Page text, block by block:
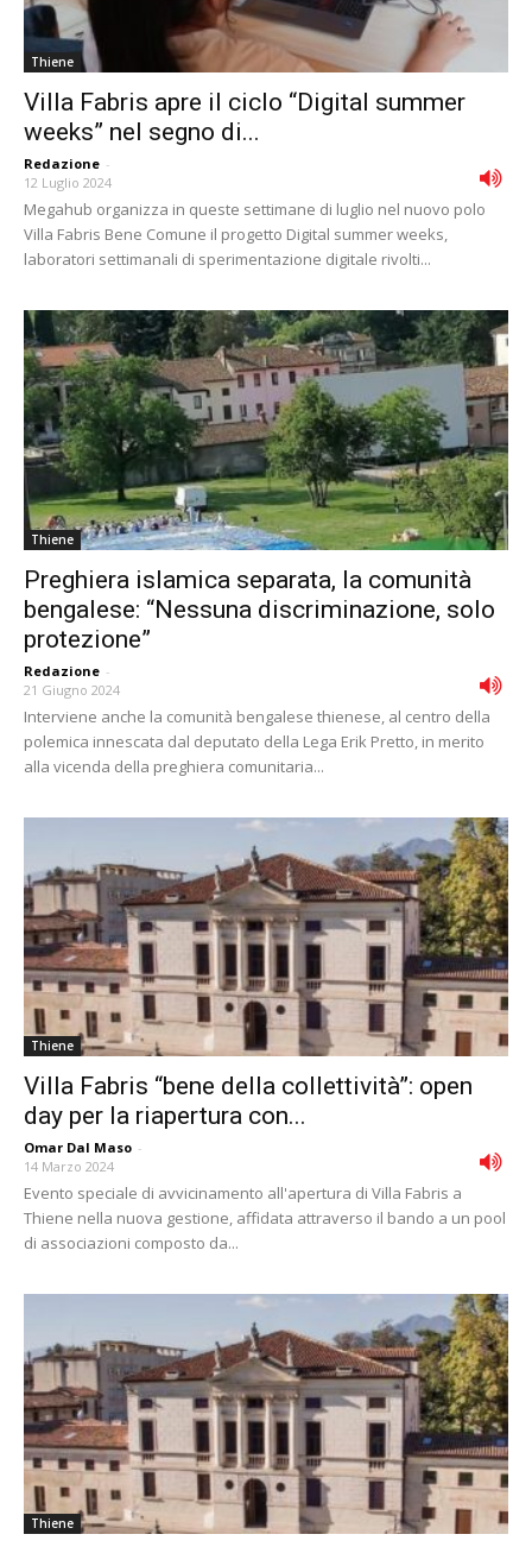
Thiene
Villa Fabris apre il ciclo “Digital summer
weeks” nel segno di...
Redazione -
12 Luglio 2024
Megahub organizza in queste settimane di luglio nel nuovo polo
Villa Fabris Bene Comune il progetto Digital summer weeks,
laboratori settimanali di sperimentazione digitale rivolti...
Thiene
Preghiera islamica separata, la comunità
bengalese: “Nessuna discriminazione, solo
protezione”
Redazione -
21 Giugno 2024
Interviene anche la comunità bengalese thienese, al centro della
polemica innescata dal deputato della Lega Erik Pretto, in merito
alla vicenda della preghiera comunitaria...
Thiene
Villa Fabris “bene della collettività”: open
day per la riapertura con...
Omar Dal Maso -
14 Marzo 2024
Evento speciale di avvicinamento all'apertura di Villa Fabris a
Thiene nella nuova gestione, affidata attraverso il bando a un pool
di associazioni composto da...
Thiene